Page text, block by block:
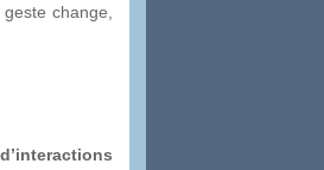
change,